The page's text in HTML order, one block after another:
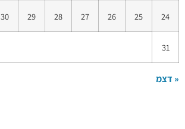
24
25
26
27
28
29
30
31
« דצמ